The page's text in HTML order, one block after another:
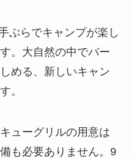
ぶらでキャンプが楽し
。大自然の中でバー
める、新しいキャン
。
ューグリルの用意は
も必要ありません。9